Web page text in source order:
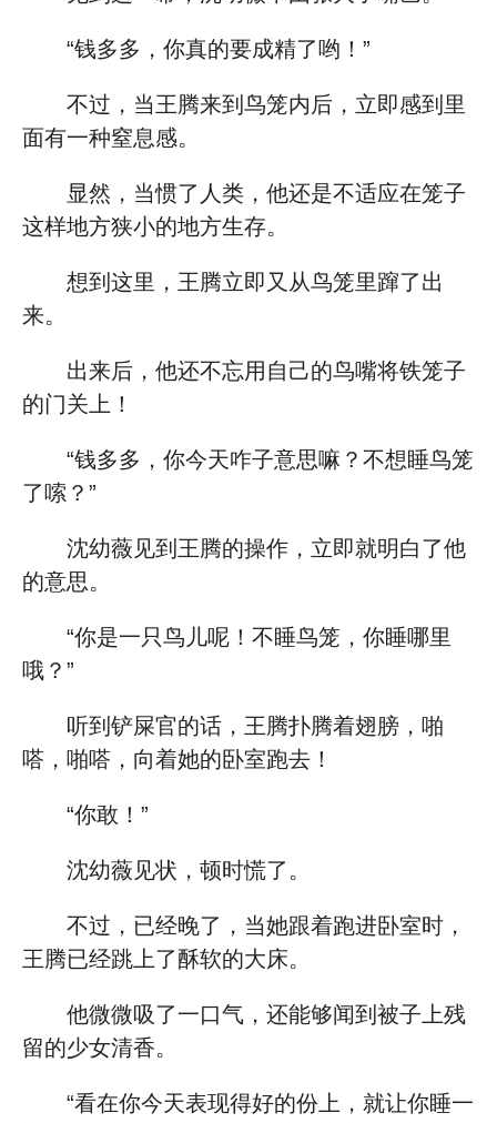
“钱多多，你真的要成精了哟！”
不过，当王腾来到鸟笼内后，立即感到里
面有一种窒息感。
显然，当惯了人类，他还是不适应在笼子
这样地方狭小的地方生存。
想到这里，王腾立即又从鸟笼里蹿了出
来。
出来后，他还不忘用自己的鸟嘴将铁笼子
的门关上！
“钱多多，你今天咋子意思嘛？不想睡鸟笼
了嗦？”
沈幼薇见到王腾的操作，立即就明白了他
的意思。
“你是一只鸟儿呢！不睡鸟笼，你睡哪里
哦？”
听到铲屎官的话，王腾扑腾着翅膀，啪
嗒，啪嗒，向着她的卧室跑去！
“你敢！”
沈幼薇见状，顿时慌了。
不过，已经晚了，当她跟着跑进卧室时，
王腾已经跳上了酥软的大床。
他微微吸了一口气，还能够闻到被子上残
留的少女清香。
“看在你今天表现得好的份上，就让你睡一